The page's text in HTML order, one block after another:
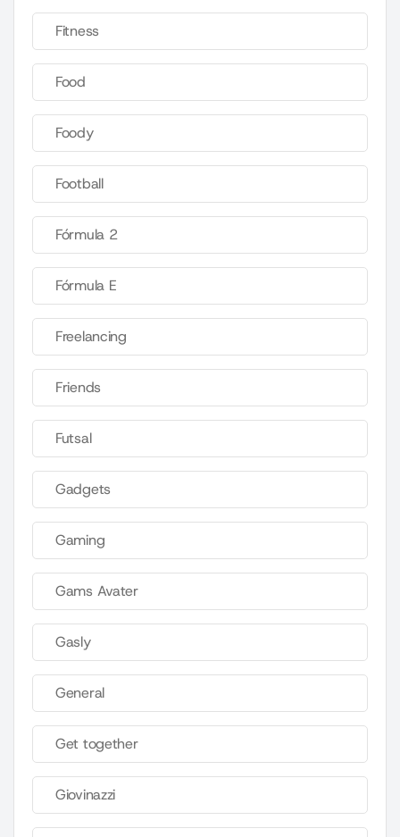
Fitness
Food
Foody
Football
Fórmula 2
Fórmula E
Freelancing
Friends
Futsal
Gadgets
Gaming
Gams Avater
Gasly
General
Get together
Giovinazzi